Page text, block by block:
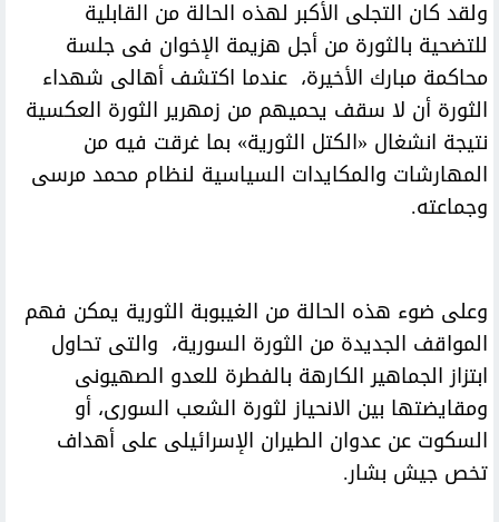
ولقد كان التجلى الأكبر لهذه الحالة من القابلية
للتضحية بالثورة من أجل هزيمة الإخوان فى جلسة
محاكمة مبارك الأخيرة، عندما اكتشف أهالى شهداء
الثورة أن لا سقف يحميهم من زمهرير الثورة العكسية
نتيجة انشغال «الكتل الثورية» بما غرقت فيه من
المهارشات والمكايدات السياسية لنظام محمد مرسى
وجماعته.
وعلى ضوء هذه الحالة من الغيبوبة الثورية يمكن فهم
المواقف الجديدة من الثورة السورية، والتى تحاول
ابتزاز الجماهير الكارهة بالفطرة للعدو الصهيونى
ومقايضتها بين الانحياز لثورة الشعب السورى، أو
السكوت عن عدوان الطيران الإسرائيلى على أهداف
تخص جيش بشار.